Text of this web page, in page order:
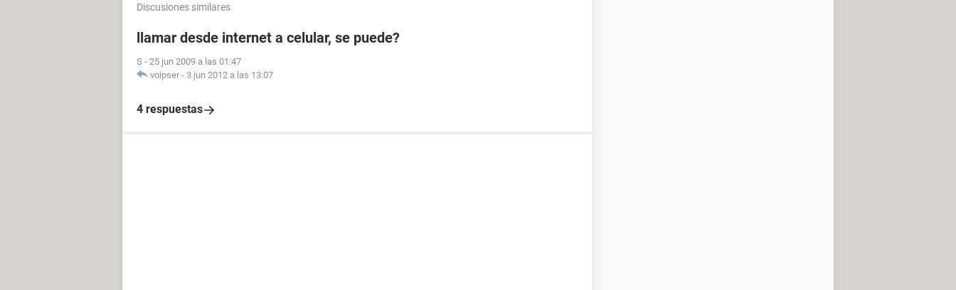
Discusiones similares
llamar desde internet a celular, se puede?
S - 25 jun 2009 a las 01:47
voipser - 3 jun 2012 a las 13:07
4 respuestas